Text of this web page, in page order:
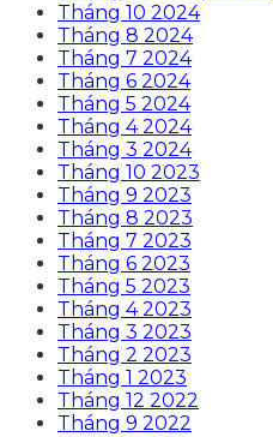
Tháng 10 2024
Tháng 8 2024
Tháng 7 2024
Tháng 6 2024
Tháng 5 2024
Tháng 4 2024
Tháng 3 2024
Tháng 10 2023
Tháng 9 2023
Tháng 8 2023
Tháng 7 2023
Tháng 6 2023
Tháng 5 2023
Tháng 4 2023
Tháng 3 2023
Tháng 2 2023
Tháng 1 2023
Tháng 12 2022
Tháng 9 2022